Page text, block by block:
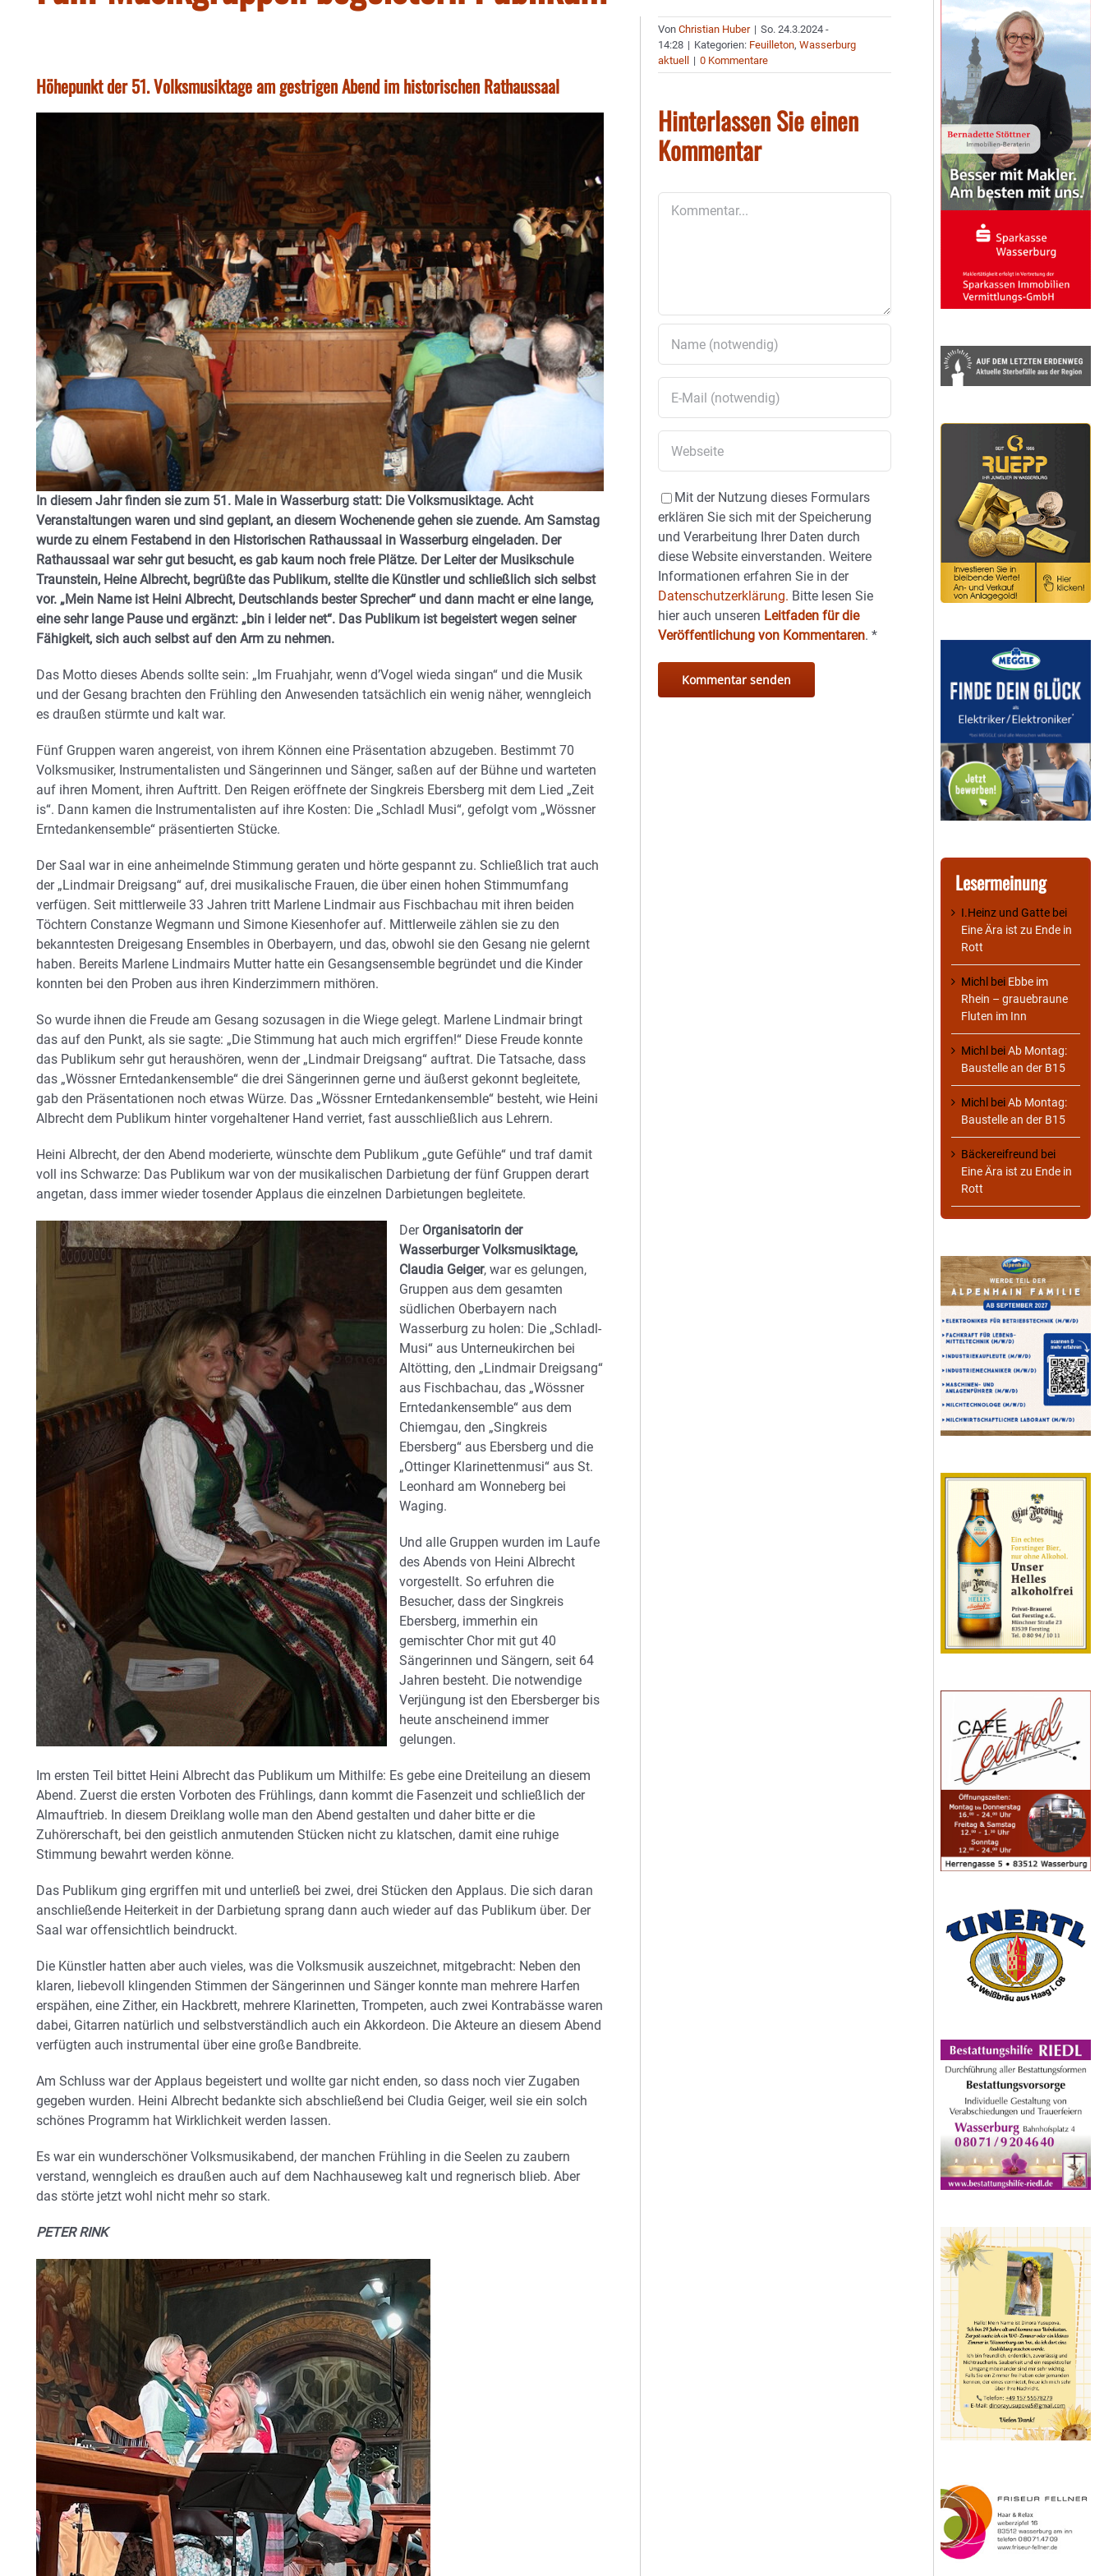
Höhepunkt der 51. Volksmusiktage am gestrigen Abend im historischen Rathaussaal
In diesem Jahr finden sie zum 51. Male in Wasserburg statt: Die Volksmusiktage. Acht
Veranstaltungen waren und sind geplant, an diesem Wochenende gehen sie zuende. Am Samstag
wurde zu einem Festabend in den Historischen Rathaussaal in Wasserburg eingeladen. Der
Rathaussaal war sehr gut besucht, es gab kaum noch freie Plätze. Der Leiter der Musikschule
Traunstein, Heine Albrecht, begrüßte das Publikum, stellte die Künstler und schließlich sich selbst
vor. „Mein Name ist Heini Albrecht, Deutschlands bester Sprecher“ und dann macht er eine lange,
eine sehr lange Pause und ergänzt: „bin i leider net“. Das Publikum ist begeistert wegen seiner
Fähigkeit, sich auch selbst auf den Arm zu nehmen.
Das Motto dieses Abends sollte sein: „Im Fruahjahr, wenn d’Vogel wieda singan“ und die Musik
und der Gesang brachten den Frühling den Anwesenden tatsächlich ein wenig näher, wenngleich
es draußen stürmte und kalt war.
Fünf Gruppen waren angereist, von ihrem Können eine Präsentation abzugeben. Bestimmt 70
Volksmusiker, Instrumentalisten und Sängerinnen und Sänger, saßen auf der Bühne und warteten
auf ihren Moment, ihren Auftritt. Den Reigen eröffnete der Singkreis Ebersberg mit dem Lied „Zeit
is“. Dann kamen die Instrumentalisten auf ihre Kosten: Die „Schladl Musi“, gefolgt vom „Wössner
Erntedankensemble“ präsentierten Stücke.
Der Saal war in eine anheimelnde Stimmung geraten und hörte gespannt zu. Schließlich trat auch
der „Lindmair Dreigsang“ auf, drei musikalische Frauen, die über einen hohen Stimmumfang
verfügen. Seit mittlerweile 33 Jahren tritt Marlene Lindmair aus Fischbachau mit ihren beiden
Töchtern Constanze Wegmann und Simone Kiesenhofer auf. Mittlerweile zählen sie zu den
bekanntesten Dreigesang Ensembles in Oberbayern, und das, obwohl sie den Gesang nie gelernt
haben. Bereits Marlene Lindmairs Mutter hatte ein Gesangsensemble begründet und die Kinder
konnten bei den Proben aus ihren Kinderzimmern mithören.
So wurde ihnen die Freude am Gesang sozusagen in die Wiege gelegt. Marlene Lindmair bringt
das auf den Punkt, als sie sagte: „Die Stimmung hat auch mich ergriffen!“ Diese Freude konnte
das Publikum sehr gut heraushören, wenn der „Lindmair Dreigsang“ auftrat. Die Tatsache, dass
das „Wössner Erntedankensemble“ die drei Sängerinnen gerne und äußerst gekonnt begleitete,
gab den Präsentationen noch etwas Würze. Das „Wössner Erntedankensemble“ besteht, wie Heini
Albrecht dem Publikum hinter vorgehaltener Hand verriet, fast ausschließlich aus Lehrern.
Heini Albrecht, der den Abend moderierte, wünschte dem Publikum „gute Gefühle“ und traf damit
voll ins Schwarze: Das Publikum war von der musikalischen Darbietung der fünf Gruppen derart
angetan, dass immer wieder tosender Applaus die einzelnen Darbietungen begleitete.
Der Organisatorin der
Wasserburger Volksmusiktage,
Claudia Geiger, war es gelungen,
Gruppen aus dem gesamten
südlichen Oberbayern nach
Wasserburg zu holen: Die „Schladl-
Musi“ aus Unterneukirchen bei
Altötting, den „Lindmair Dreigsang“
aus Fischbachau, das „Wössner
Erntedankensemble“ aus dem
Chiemgau, den „Singkreis
Ebersberg“ aus Ebersberg und die
„Ottinger Klarinettenmusi“ aus St.
Leonhard am Wonneberg bei
Waging.
Und alle Gruppen wurden im Laufe
des Abends von Heini Albrecht
vorgestellt. So erfuhren die
Besucher, dass der Singkreis
Ebersberg, immerhin ein
gemischter Chor mit gut 40
Sängerinnen und Sängern, seit 64
Jahren besteht. Die notwendige
Verjüngung ist den Ebersberger bis
heute anscheinend immer
gelungen.
Im ersten Teil bittet Heini Albrecht das Publikum um Mithilfe: Es gebe eine Dreiteilung an diesem
Abend. Zuerst die ersten Vorboten des Frühlings, dann kommt die Fasenzeit und schließlich der
Almauftrieb. In diesem Dreiklang wolle man den Abend gestalten und daher bitte er die
Zuhörerschaft, bei den geistlich anmutenden Stücken nicht zu klatschen, damit eine ruhige
Stimmung bewahrt werden könne.
Das Publikum ging ergriffen mit und unterließ bei zwei, drei Stücken den Applaus. Die sich daran
anschließende Heiterkeit in der Darbietung sprang dann auch wieder auf das Publikum über. Der
Saal war offensichtlich beindruckt.
Die Künstler hatten aber auch vieles, was die Volksmusik auszeichnet, mitgebracht: Neben den
klaren, liebevoll klingenden Stimmen der Sängerinnen und Sänger konnte man mehrere Harfen
erspähen, eine Zither, ein Hackbrett, mehrere Klarinetten, Trompeten, auch zwei Kontrabässe waren
dabei, Gitarren natürlich und selbstverständlich auch ein Akkordeon. Die Akteure an diesem Abend
verfügten auch instrumental über eine große Bandbreite.
Am Schluss war der Applaus begeistert und wollte gar nicht enden, so dass noch vier Zugaben
gegeben wurden. Heini Albrecht bedankte sich abschließend bei Cludia Geiger, weil sie ein solch
schönes Programm hat Wirklichkeit werden lassen.
Es war ein wunderschöner Volksmusikabend, der manchen Frühling in die Seelen zu zaubern
verstand, wenngleich es draußen auch auf dem Nachhauseweg kalt und regnerisch blieb. Aber
das störte jetzt wohl nicht mehr so stark.
PETER RINK
VonChristian Huber | So. 24.3.2024 -
14:28 | Kategorien: Feuilleton,Wasserburg
aktuell
| 0 Kommentare
Hinterlassen Sie einen
Kommentar
Mit der Nutzung dieses Formulars
erklären Sie sich mit der Speicherung
und Verarbeitung Ihrer Daten durch
diese Website einverstanden. Weitere
Informationen erfahren Sie in der
Datenschutzerklärung. Bitte lesen Sie
hier auch unseren Leitfaden für die
Veröffentlichung von Kommentaren.*
Lesermeinung
I.Heinz und Gatte bei
Eine Ära ist zu Ende in
Rott
Michl bei Ebbe im
Rhein – grauebraune
Fluten im Inn
Michl beiAb Montag:
Baustelle an der B15
Michl beiAb Montag:
Baustelle an der B15
Bäckereifreund bei
Eine Ära ist zu Ende in
Rott